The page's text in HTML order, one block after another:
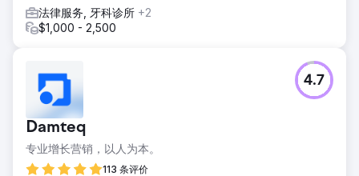
结果
新网站的上线使网站流量提升了 40%，销售额增长了 78%，
善的用户体验，并为未来的发展提供了更灵活的平台。
法律服务, 牙科诊所 +2
$1,000 - 2,500
Damteq
专业增长营销，以人为本。
113 条评价
4.7